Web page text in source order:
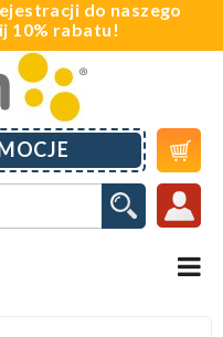
do naszego
10% rabatu!
